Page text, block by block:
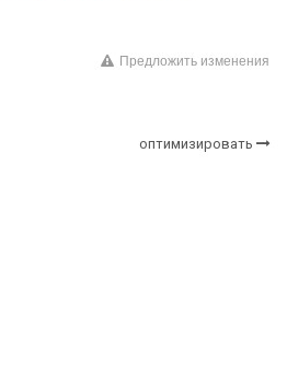
Предложить изменения
оптимизировать